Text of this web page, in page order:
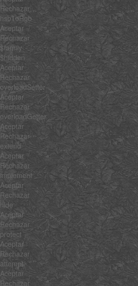
Rechazar
hsbToRgb
Aceptar
Rechazar
$family
$hidden
Aceptar
Rechazar
overloadSetter
Aceptar
Rechazar
overloadGetter
Aceptar
Rechazar
extend
Aceptar
Rechazar
implement
Aceptar
Rechazar
hide
Aceptar
Rechazar
protect
Aceptar
Rechazar
attempt
Aceptar
Rechazar